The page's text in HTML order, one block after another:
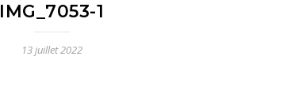
IMG_7053-1
13 juillet 2022